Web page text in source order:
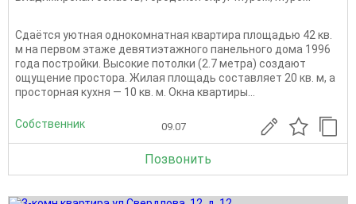
Сдаётся уютная однокомнатная квартира площадью 42 кв.
м на первом этаже девятиэтажного панельного дома 1996
года постройки. Высокие потолки (2.7 метра) создают
ощущение простора. Жилая площадь составляет 20 кв. м, а
просторная кухня — 10 кв. м. Окна квартиры...
Собственник 09.07
Позвонить